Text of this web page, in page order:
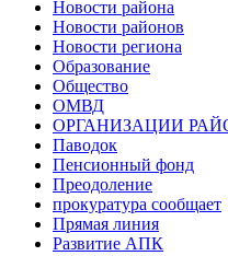
Новости района
Новости районов
Новости региона
Образование
Общество
ОМВД
ОРГАНИЗАЦИИ
Паводок
Пенсионный фонд
Преодоление
прокуратура сообщает
Прямая линия
Развитие АПК